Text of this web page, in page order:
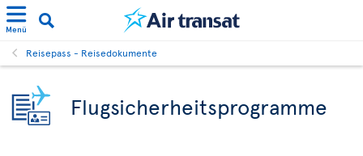
Menü
Reisepass - Reisedokumente
Flugsicherheitsprogramme